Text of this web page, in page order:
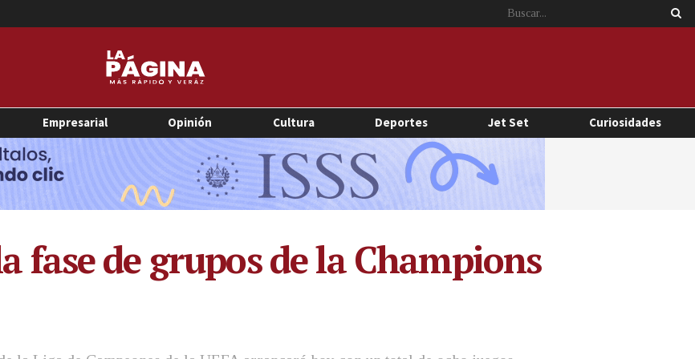
Empresarial Opinión Cultura Deportes Jet Set Curiosidades
fase de grupos de la Champions